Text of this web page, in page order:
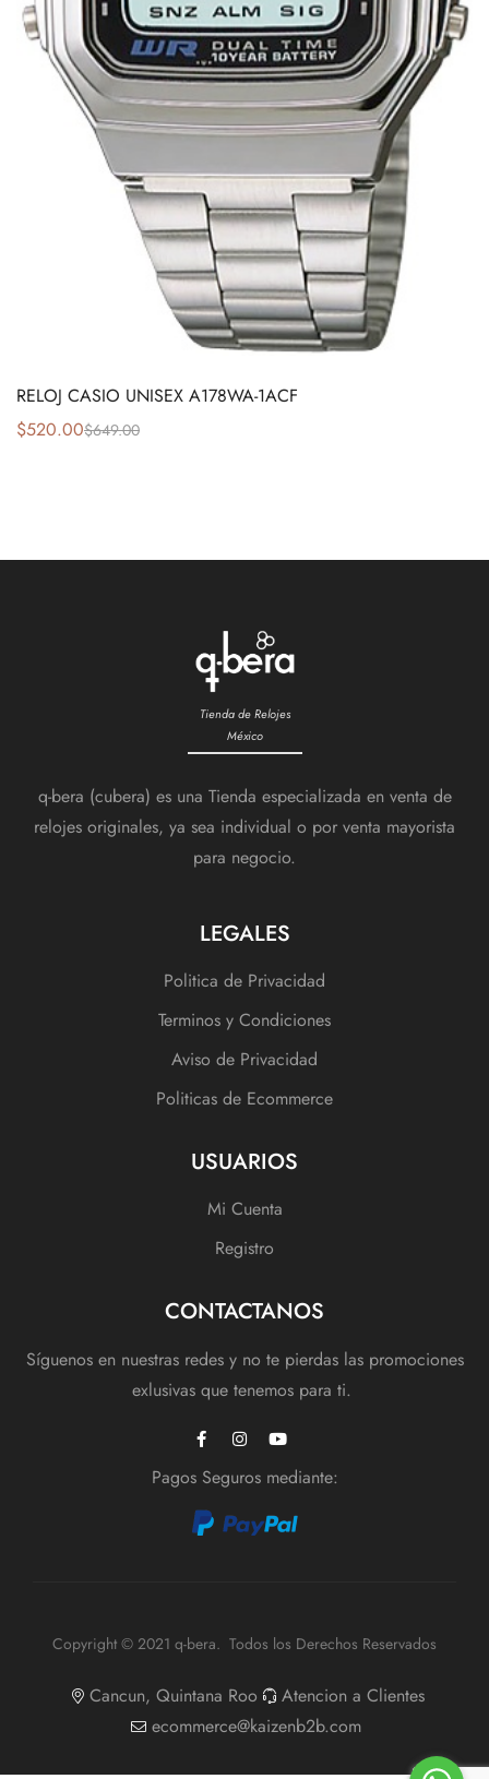
RELOJ CASIO UNISEX A178WA-1ACF
$649.00
$520.00
Tienda de Relojes
México
q-bera (cubera) es una Tienda especializada en venta de
relojes originales, ya sea individual o por venta mayorista
para negocio.
LEGALES
Politica de Privacidad
Terminos y Condiciones
Aviso de Privacidad
Politicas de Ecommerce
USUARIOS
Mi Cuenta
Registro
CONTACTANOS
Síguenos en nuestras redes y no te pierdas las promociones
exlusivas que tenemos para ti.
Pagos Seguros mediante:
Copyright © 2021 q-bera. Todos los Derechos Reservados
Cancun, Quintana Roo
Atencion a Clientes
ecommerce@kaizenb2b.com